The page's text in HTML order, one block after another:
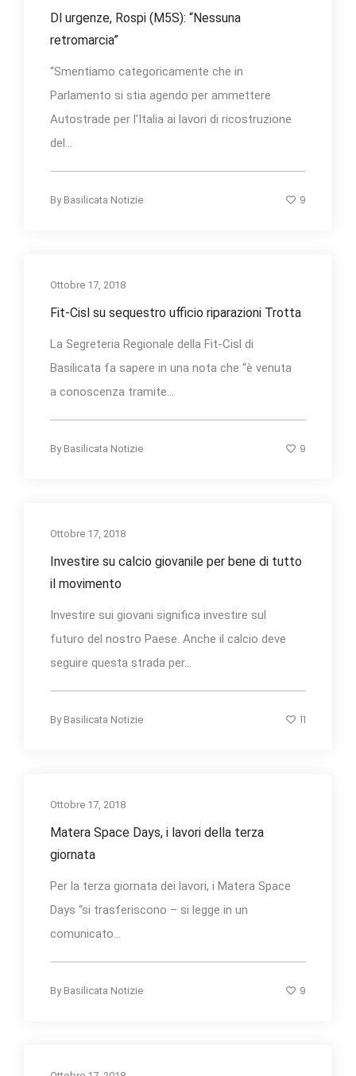
Dl urgenze, Rospi (M5S): “Nessuna
retromarcia”
“Smentiamo categoricamente che in
Parlamento si stia agendo per ammettere
Autostrade per l’Italia ai lavori di ricostruzione
del...
By Basilicata Notizie 9
Ottobre 17, 2018
Fit-Cisl su sequestro ufficio riparazioni Trotta
La Segreteria Regionale della Fit-Cisl di
Basilicata fa sapere in una nota che “è venuta
a conoscenza tramite...
By Basilicata Notizie 9
Ottobre 17, 2018
Investire su calcio giovanile per bene di tutto
il movimento
Investire sui giovani significa investire sul
futuro del nostro Paese. Anche il calcio deve
seguire questa strada per...
By Basilicata Notizie 11
Ottobre 17, 2018
Matera Space Days, i lavori della terza
giornata
Per la terza giornata dei lavori, i Matera Space
Days “si trasferiscono – si legge in un
comunicato...
By Basilicata Notizie 9